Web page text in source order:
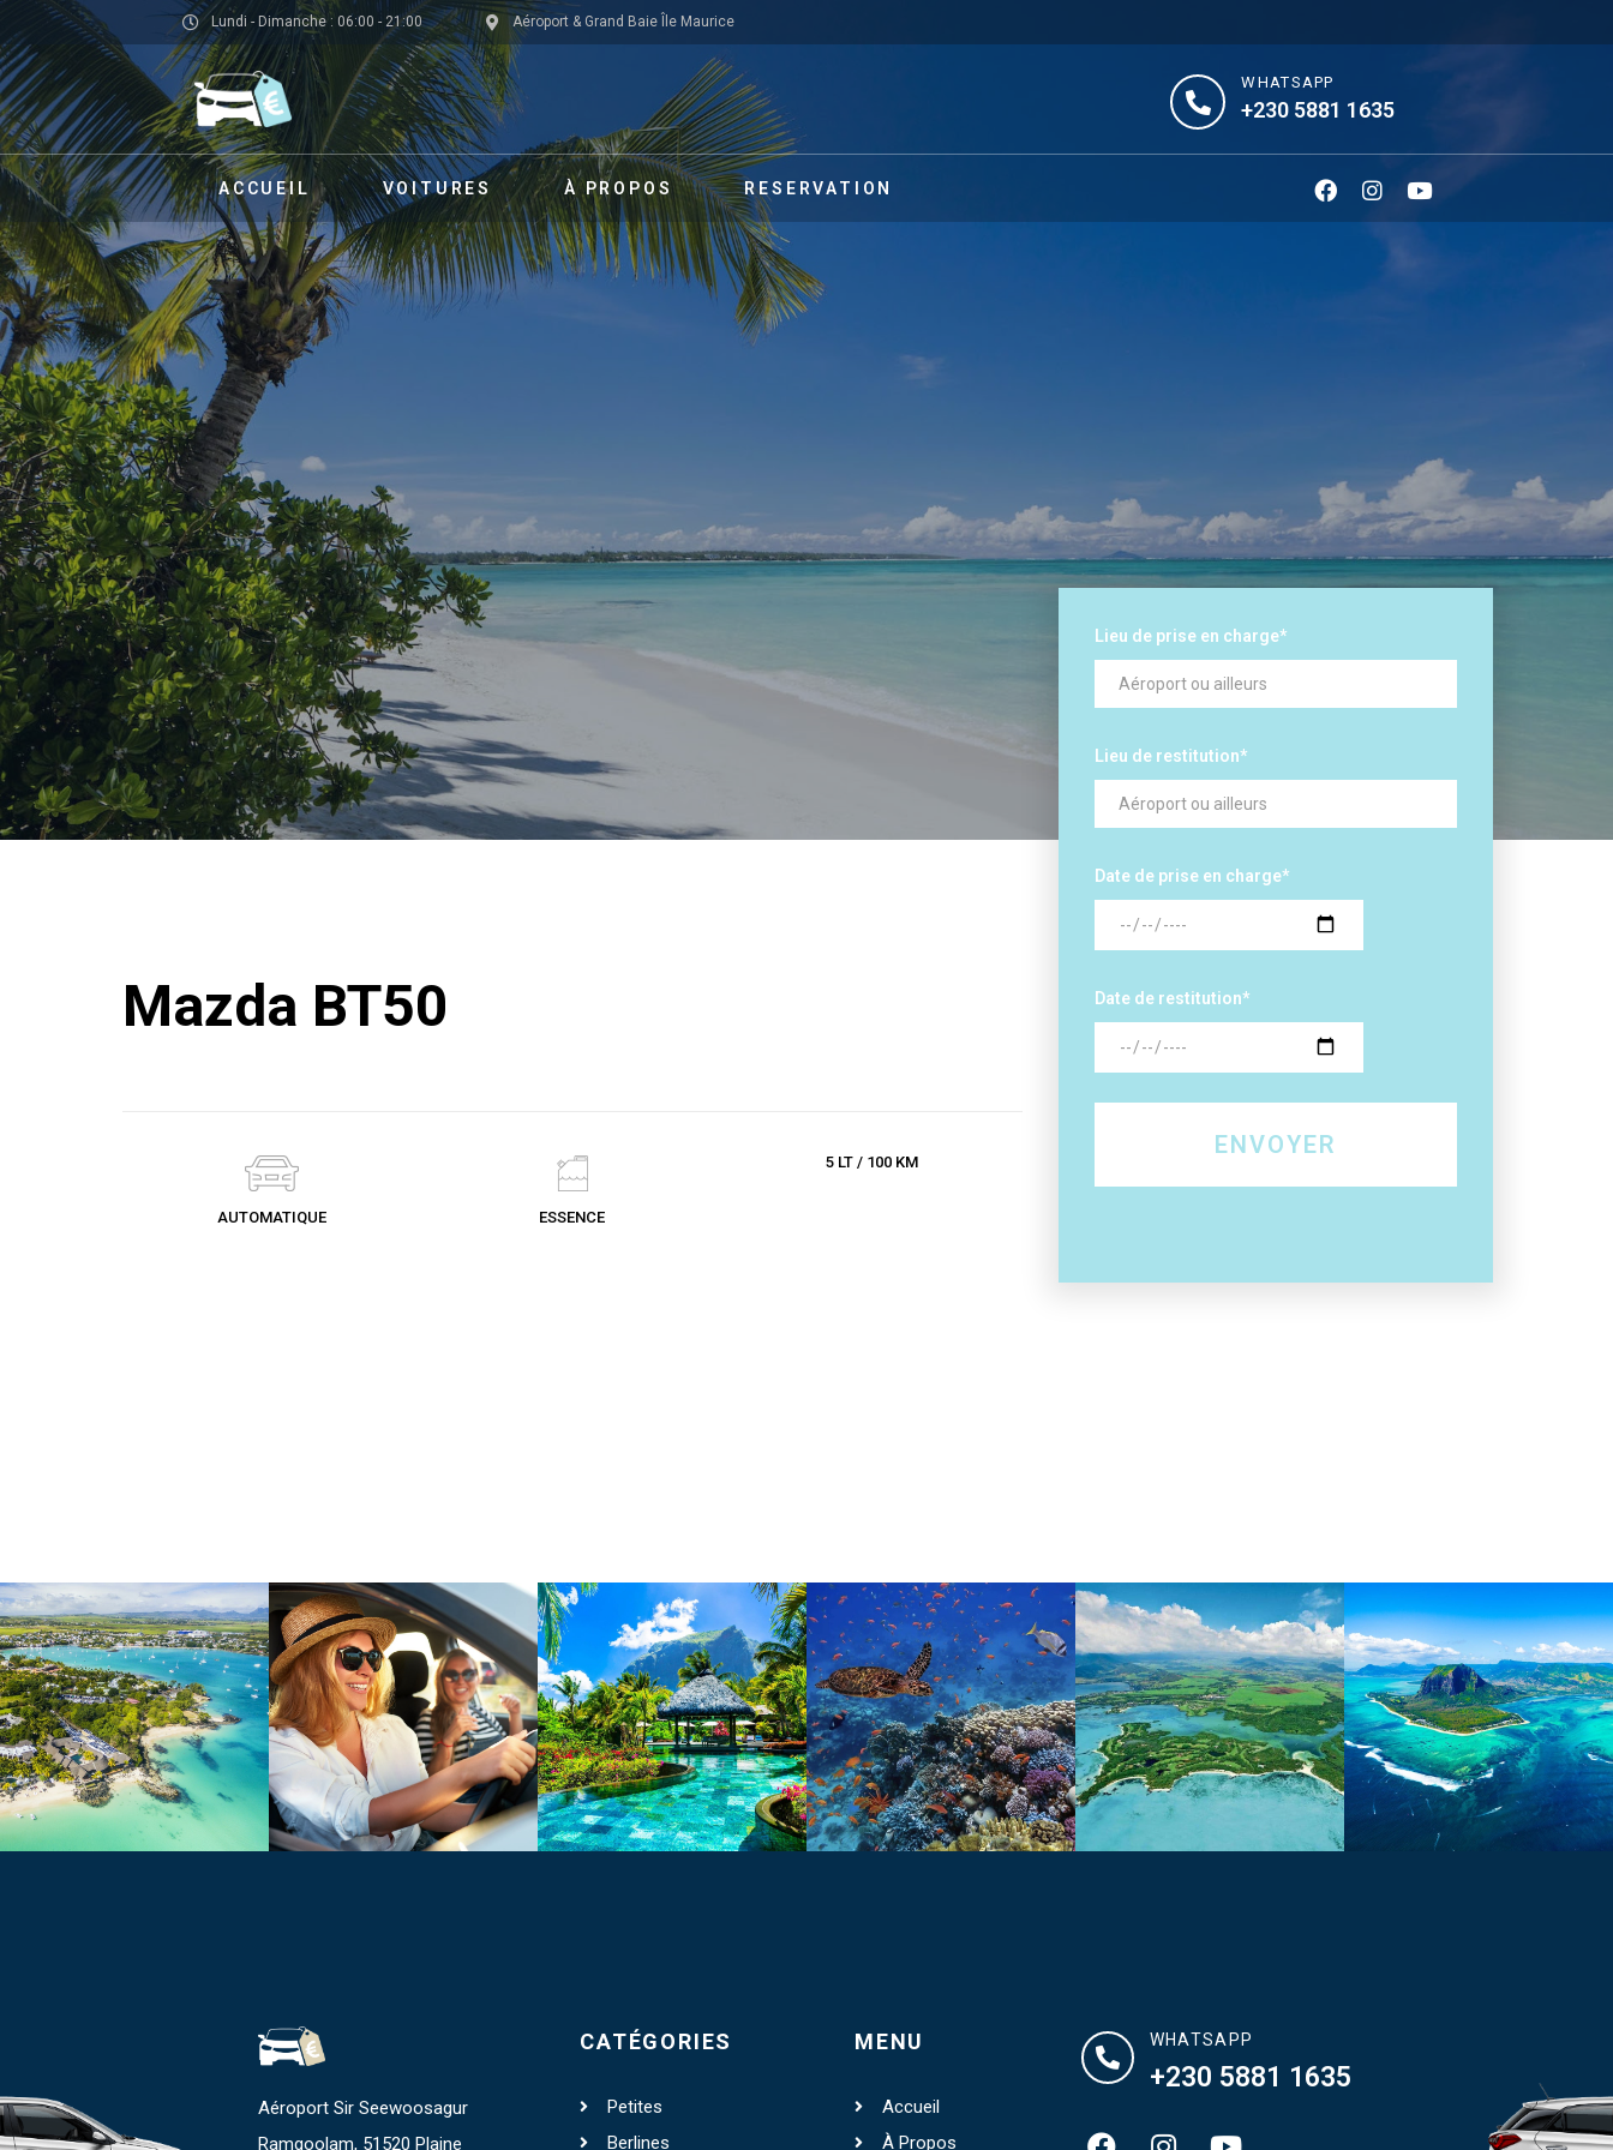
Lundi - Dimanche : 06:00 - 21:00 Aéroport & Grand Baie Île Maurice
WHATSAPP
+230 5881 1635
ACCUEIL VOITURES À PROPOS RESERVATION
Mazda BT50
AUTOMATIQUE ESSENCE
5 LT / 100 KM
Lieu de prise en charge*
Lieu de restitution*
Date de prise en charge*
Date de restitution*
ENVOYER
Aéroport Sir Seewoosagur
Ramgoolam, 51520 Plaine
CATÉGORIES
Petites
Berlines
MENU
Accueil
À Propos
WHATSAPP
+230 5881 1635